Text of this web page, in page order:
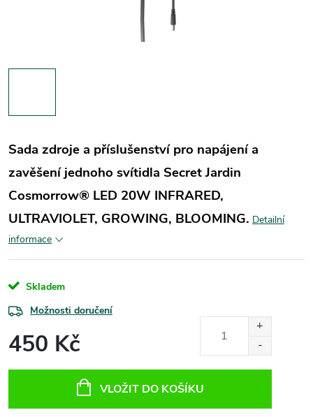
Sada zdroje a příslušenství pro napájení a
zavěšení jednoho svítidla Secret Jardin
Cosmorrow® LED 20W INFRARED,
ULTRAVIOLET, GROWING, BLOOMING. Detailní
informace
Skladem
Možnosti doručení
450 Kč
VLOŽIT DO KOŠÍKU